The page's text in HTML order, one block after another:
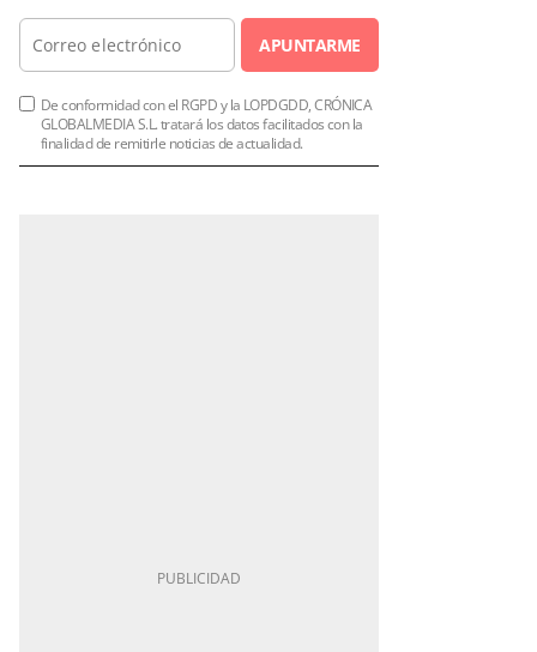
APUNTARME
De conformidad con el RGPD y la LOPDGDD, CRÓNICA
GLOBALMEDIA S.L. tratará los datos facilitados con la
finalidad de remitirle noticias de actualidad.